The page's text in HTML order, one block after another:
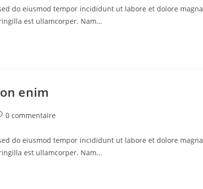
:
do eiusmod tempor incididunt ut labore et dolore magna
est ullamcorper. Nam…
enim
:
0 commentaire
do eiusmod tempor incididunt ut labore et dolore magna
est ullamcorper. Nam…